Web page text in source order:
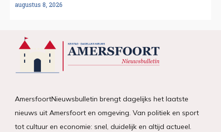
augustus 8, 2026
AmersfoortNieuwsbulletin brengt dagelijks het laatste
nieuws uit Amersfoort en omgeving. Van politiek en sport
tot cultuur en economie: snel, duidelijk en altijd actueel.